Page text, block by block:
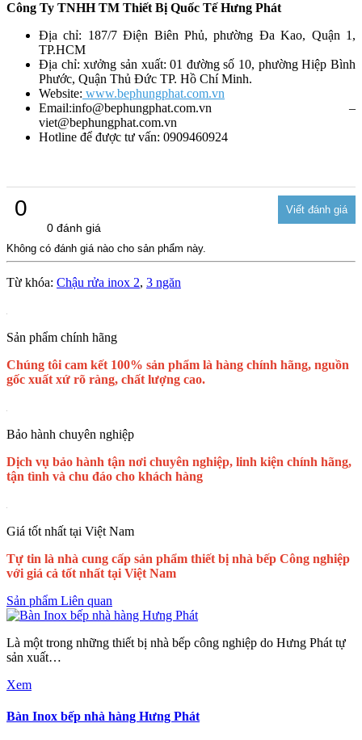
Công Ty TNHH TM Thiết Bị Quốc Tế Hưng Phát
Địa chỉ: 187/7 Điện Biên Phủ, phường Đa Kao, Quận 1,
TP.HCM
Địa chỉ: xưởng sản xuất: 01 đường số 10, phường Hiệp Bình
Phước, Quận Thủ Đức TP. Hồ Chí Minh.
Website: www.bephungphat.com.vn
Email:info@bephungphat.com.vn –
viet@bephungphat.com.vn
Hotline để được tư vấn: 0909460924
0
0 đánh giá
Không có đánh giá nào cho sản phẩm này.
Từ khóa: Chậu rửa inox 2, 3 ngăn
Sản phẩm chính hãng
Chúng tôi cam kết 100% sản phẩm là hàng chính hãng, nguồn
gốc xuất xứ rõ ràng, chất lượng cao.
Bảo hành chuyên nghiệp
Dịch vụ bảo hành tận nơi chuyên nghiệp, linh kiện chính hãng,
tận tình và chu đáo cho khách hàng
Giá tốt nhất tại Việt Nam
Tự tin là nhà cung cấp sản phẩm thiết bị nhà bếp Công nghiệp
với giá cả tốt nhất tại Việt Nam
Sản phẩm Liên quan
Là một trong những thiết bị nhà bếp công nghiệp do Hưng Phát tự
sản xuất…
Xem
Bàn Inox bếp nhà hàng Hưng Phát